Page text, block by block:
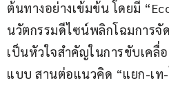
ต้นทางอย่างเข้มข้น โดยมี
นวัตกรรมดีไซน์พลิกโฉมการจั
เป็นหัวใจสำคัญในการขับเคลื่
แบบ สานต่อแนวคิด “แยก-เท